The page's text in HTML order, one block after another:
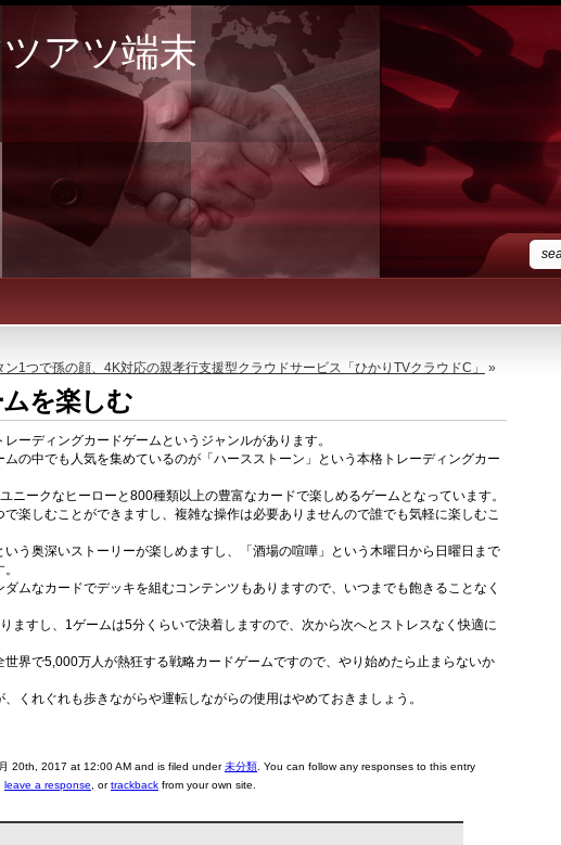
アツ端末
ン1つで孫の顔、4K対応の親孝行支援型クラウドサービス「ひかりTVクラウドC」
»
を楽しむ
ーディングカードゲームというジャンルがあります。
の中でも人気を集めているのが「ハースストーン」という本格トレーディングカー
ニークなヒーローと800種類以上の豊富なカードで楽しめるゲームとなっています。
楽しむことができますし、複雑な操作は必要ありませんので誰でも気軽に楽しむこ
いう奥深いストーリーが楽しめますし、「酒場の喧嘩」という木曜日から日曜日まで
ムなカードでデッキを組むコンテンツもありますので、いつまでも飽きることなく
ますし、1ゲームは5分くらいで決着しますので、次から次へとストレスなく快適に
界で5,000万人が熱狂する戦略カードゲームですので、やり始めたら止まらないか
くれぐれも歩きながらや運転しながらの使用はやめておきましょう。
20th, 2017 at 12:00 AM and is filed under未分類 . You can follow any responses to this entry
leave a response , ortrackback from your own site.